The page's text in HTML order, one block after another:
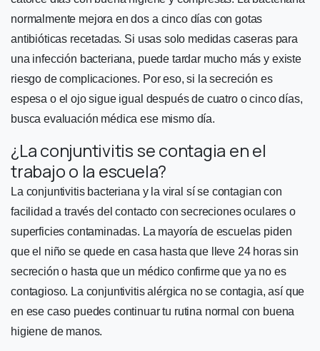
normalmente mejora en dos a cinco días con gotas
antibióticas recetadas. Si usas solo medidas caseras para
una infección bacteriana, puede tardar mucho más y existe
riesgo de complicaciones. Por eso, si la secreción es
espesa o el ojo sigue igual después de cuatro o cinco días,
busca evaluación médica ese mismo día.
¿La conjuntivitis se contagia en el
trabajo o la escuela?
La conjuntivitis bacteriana y la viral sí se contagian con
facilidad a través del contacto con secreciones oculares o
superficies contaminadas. La mayoría de escuelas piden
que el niño se quede en casa hasta que lleve 24 horas sin
secreción o hasta que un médico confirme que ya no es
contagioso. La conjuntivitis alérgica no se contagia, así que
en ese caso puedes continuar tu rutina normal con buena
higiene de manos.